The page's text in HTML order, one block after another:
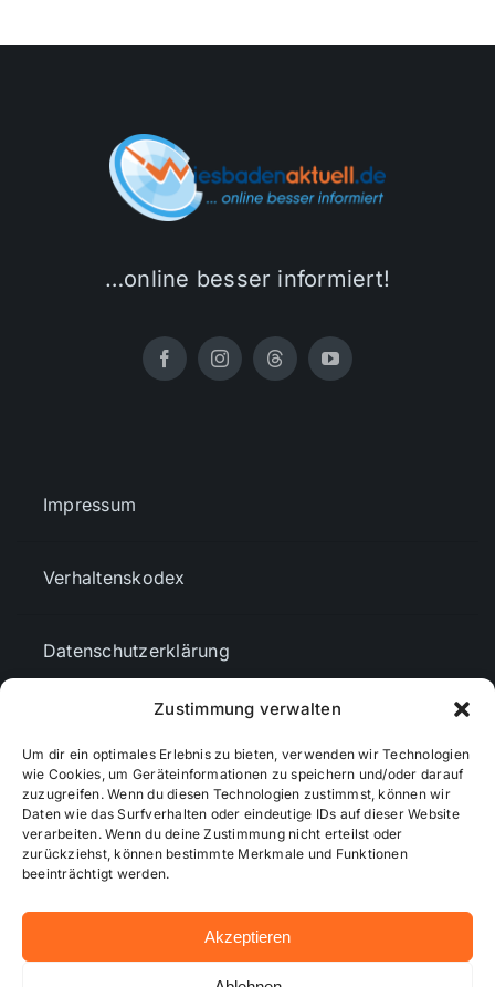
Zustimmung verwalten
Um dir ein optimales Erlebnis zu bieten, verwenden wir Technologien
wie Cookies, um Geräteinformationen zu speichern und/oder darauf
zuzugreifen. Wenn du diesen Technologien zustimmst, können wir
Daten wie das Surfverhalten oder eindeutige IDs auf dieser Website
verarbeiten. Wenn du deine Zustimmung nicht erteilst oder
zurückziehst, können bestimmte Merkmale und Funktionen
beeinträchtigt werden.
Akzeptieren
…online besser informiert!
Impressum
Verhaltenskodex
Datenschutzerklärung
Cookie-Richtlinie (EU)
Mediendaten
© 2026 - Wiesbadenaktuell ...online besser informiert!